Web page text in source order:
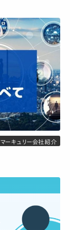
マーキュリー会社紹介